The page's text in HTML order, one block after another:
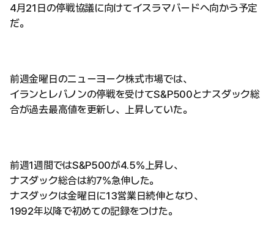
4月21日の停戦協議に向けてイスラマバードへ向かう予定
だ。
前週金曜日のニューヨーク株式市場では、
イランとレバノンの停戦を受けてS&P500とナスダック総
合が過去最高値を更新し、上昇していた。
前週1週間ではS&P500が4.5%上昇し、
ナスダック総合は約7%急伸した。
ナスダックは金曜日に13営業日続伸となり、
1992年以降で初めての記録をつけた。